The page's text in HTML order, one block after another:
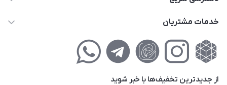
کوچه گلریز 4 غربی ، پلاک 13
حساب کاربری
لیست محصولات
خدمات مشتریان
راهنمای‌خرید‌آنلاین
حریم خصوصی
فروش‌اقساطی
از جدید‌ترین تخفیف‌ها با‌ خبر شوید